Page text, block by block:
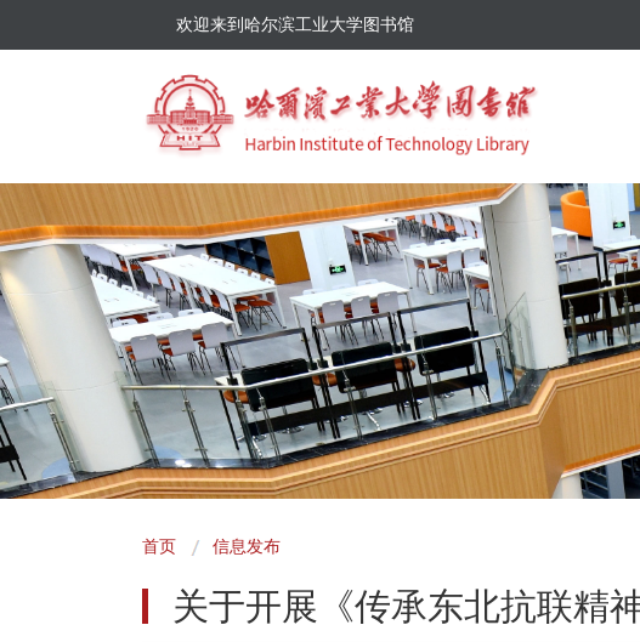
欢迎来到哈尔滨工业大学图书馆
包
屑
首页 信息发布
关于开展《传承东北抗联精